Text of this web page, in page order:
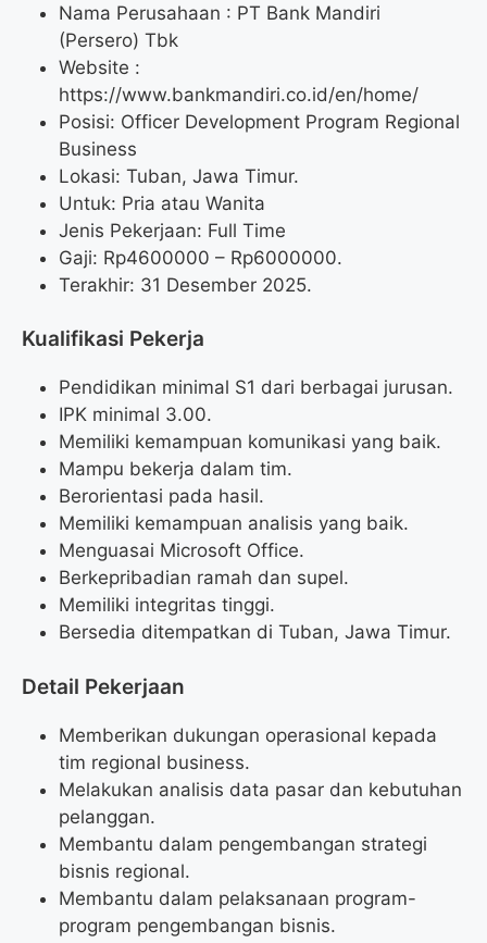
Nama Perusahaan : PT Bank Mandiri
(Persero) Tbk
Website :
https://www.bankmandiri.co.id/en/home/
Posisi: Officer Development Program Regional
Business
Lokasi: Tuban, Jawa Timur.
Untuk: Pria atau Wanita
Jenis Pekerjaan: Full Time
Gaji: Rp4600000 – Rp6000000.
Terakhir: 31 Desember 2025.
Kualifikasi Pekerja
Pendidikan minimal S1 dari berbagai jurusan.
IPK minimal 3.00.
Memiliki kemampuan komunikasi yang baik.
Mampu bekerja dalam tim.
Berorientasi pada hasil.
Memiliki kemampuan analisis yang baik.
Menguasai Microsoft Office.
Berkepribadian ramah dan supel.
Memiliki integritas tinggi.
Bersedia ditempatkan di Tuban, Jawa Timur.
Detail Pekerjaan
Memberikan dukungan operasional kepada
tim regional business.
Melakukan analisis data pasar dan kebutuhan
pelanggan.
Membantu dalam pengembangan strategi
bisnis regional.
Membantu dalam pelaksanaan program-
program pengembangan bisnis.